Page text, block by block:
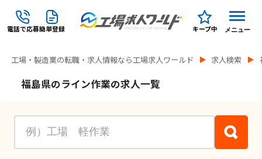
電話で応募簡単登録 キープ中 メニュー
工場・製造業の転職・求人情報なら工場求人ワールド 求人検索
福島県のライン作業の求人一覧